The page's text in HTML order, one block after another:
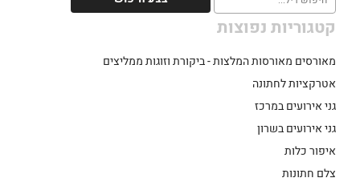
קטגוריות נפוצות
מאורסים מאורסות המלצות - ביקורת וזוגות ממליצים
אטרקציות לחתונה
גני אירועים במרכז
גני אירועים בשרון
איפור כלות
צלם חתונות